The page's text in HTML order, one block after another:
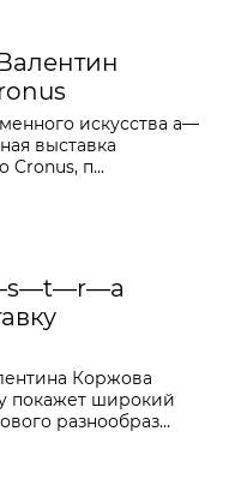
искусства a—
выставка
Cronus, п...
Коржова
покажет широкий
разнообраз...